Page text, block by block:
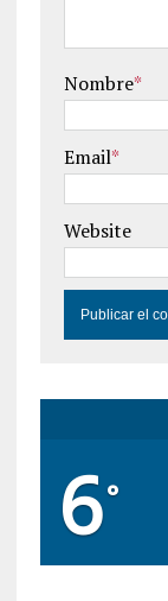
Nombre*
Email*
Website
6°